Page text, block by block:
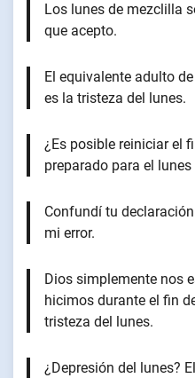
Los lunes de mezclilla
que acepto.
El equivalente adulto
es la tristeza del lunes.
¿Es posible reiniciar el
preparado para el
Confundí tu
mi error.
Dios simplemente nos
hicimos durante el fin
tristeza del lunes.
¿Depresión del lunes?